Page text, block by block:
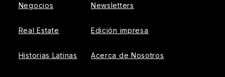
Negocios
Real Estate
Historias Latinas
Newsletters
Edición impresa
Acerca de Nosotros